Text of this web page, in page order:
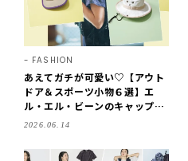
FASHION
あえてガチが可愛い♡【アウト
ドア＆スポーツ小物６選】エ
ル・エル・ビーンのキャップ、
モンベルのサングラスetc.夏コ
2026.06.14